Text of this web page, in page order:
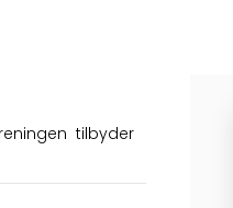
tilbyder